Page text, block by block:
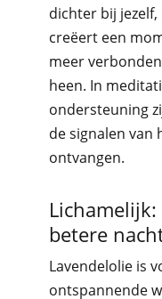
dichter bij
creëert een
meer
heen. In
ondersteuning
de signalen
ontvangen.
betere
Lavendelolie is
ontspannende